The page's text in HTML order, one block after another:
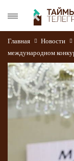
Главная Новости
международном